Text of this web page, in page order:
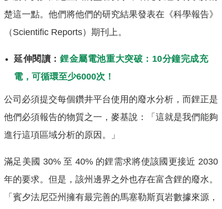
楚這一點。他們將他們的研究結果發表在《科學報告》
（Scientific Reports）期刊上。
延伸閱讀： 鋰金屬電池重大突破：10分鐘完成充
電，可循環至少6000次！
公司必須提交每個鑽井平台使用的廢水分析，而鋰正是
他們必須報告的物質之一，麥基說：「這就是我們能夠
進行這項區域分析的原因。」
滿足美國 30% 至 40% 的鋰需求將使該國更接近 2030
年的要求。但是，該州邊界之外也存在富含鋰的廢水。
「賓夕法尼亞州擁有最完善的馬塞勒斯頁岩數據來源，